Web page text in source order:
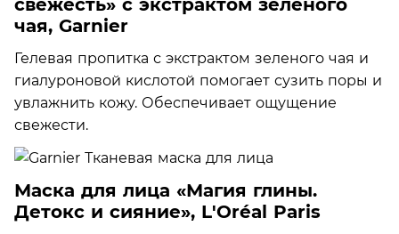
чая, Garnier
Гелевая пропитка с экстрактом зеленого чая и
гиалуроновой кислотой помогает сузить поры и
увлажнить кожу. Обеспечивает ощущение
свежести.
Маска для лица «Магия глины.
Детокс и сияние», L'Oréal Paris